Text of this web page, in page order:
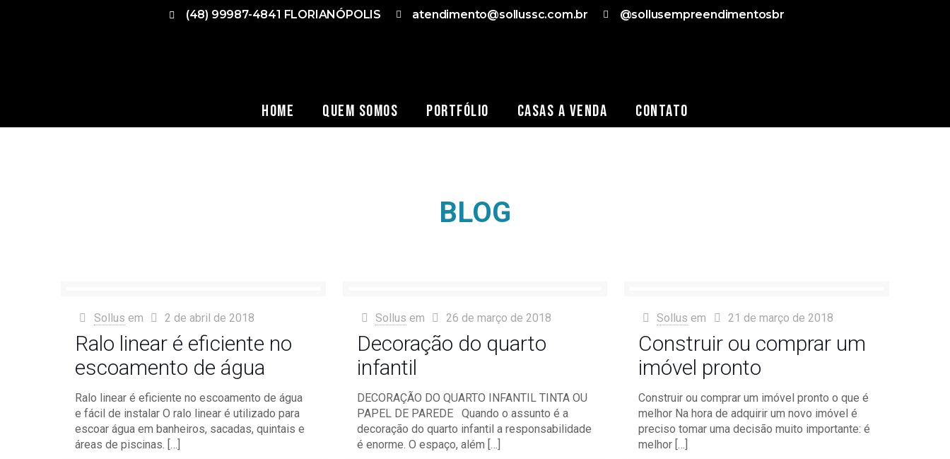
(48) 99987-4841 FLORIANÓPOLIS atendimento@sollussc.com.br @sollusempreendimentosbr
Home Quem Somos Portfólio Casas a Venda Contato
BLOG
Sollus em 2 de abril de 2018
Ralo linear é eficiente no
escoamento de água
Ralo linear é eficiente no escoamento de água
e fácil de instalar O ralo linear é utilizado para
escoar água em banheiros, sacadas, quintais e
áreas de piscinas. […]
Sollus em 26 de março de 2018
Decoração do quarto
infantil
DECORAÇÃO DO QUARTO INFANTIL TINTA OU
PAPEL DE PAREDE Quando o assunto é a
decoração do quarto infantil a responsabilidade
é enorme. O espaço, além […]
Sollus em 21 de março de 2018
Construir ou comprar um
imóvel pronto
Construir ou comprar um imóvel pronto o que é
melhor Na hora de adquirir um novo imóvel é
preciso tomar uma decisão muito importante: é
melhor […]